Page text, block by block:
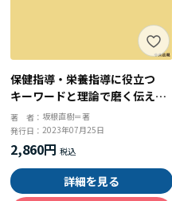
保健指導・栄養指導に役立つ
キーワードと理論で磨く伝える
力
著 者： 坂根直樹＝著
発行日：2023年07月25日
2,860円
詳細を見る